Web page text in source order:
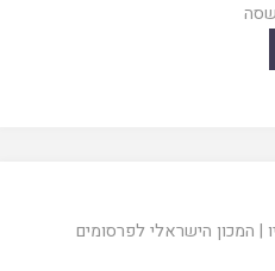
| המכון הישראלי לפרסומים